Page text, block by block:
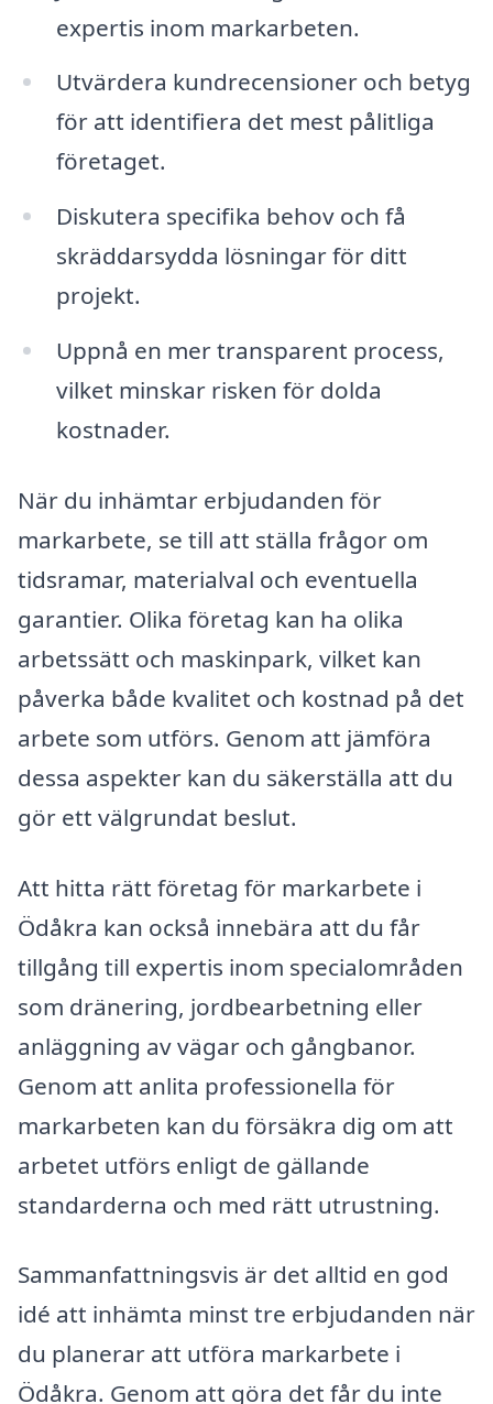
expertis inom markarbeten.
Utvärdera kundrecensioner och betyg
för att identifiera det mest pålitliga
företaget.
Diskutera specifika behov och få
skräddarsydda lösningar för ditt
projekt.
Uppnå en mer transparent process,
vilket minskar risken för dolda
kostnader.
När du inhämtar erbjudanden för
markarbete, se till att ställa frågor om
tidsramar, materialval och eventuella
garantier. Olika företag kan ha olika
arbetssätt och maskinpark, vilket kan
påverka både kvalitet och kostnad på det
arbete som utförs. Genom att jämföra
dessa aspekter kan du säkerställa att du
gör ett välgrundat beslut.
Att hitta rätt företag för markarbete i
Ödåkra kan också innebära att du får
tillgång till expertis inom specialområden
som dränering, jordbearbetning eller
anläggning av vägar och gångbanor.
Genom att anlita professionella för
markarbeten kan du försäkra dig om att
arbetet utförs enligt de gällande
standarderna och med rätt utrustning.
Sammanfattningsvis är det alltid en god
idé att inhämta minst tre erbjudanden när
du planerar att utföra markarbete i
Ödåkra. Genom att göra det får du inte